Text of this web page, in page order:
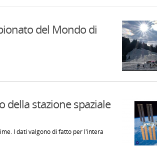
del Mondo di
della stazione spaziale
I dati valgono di fatto per l'intera